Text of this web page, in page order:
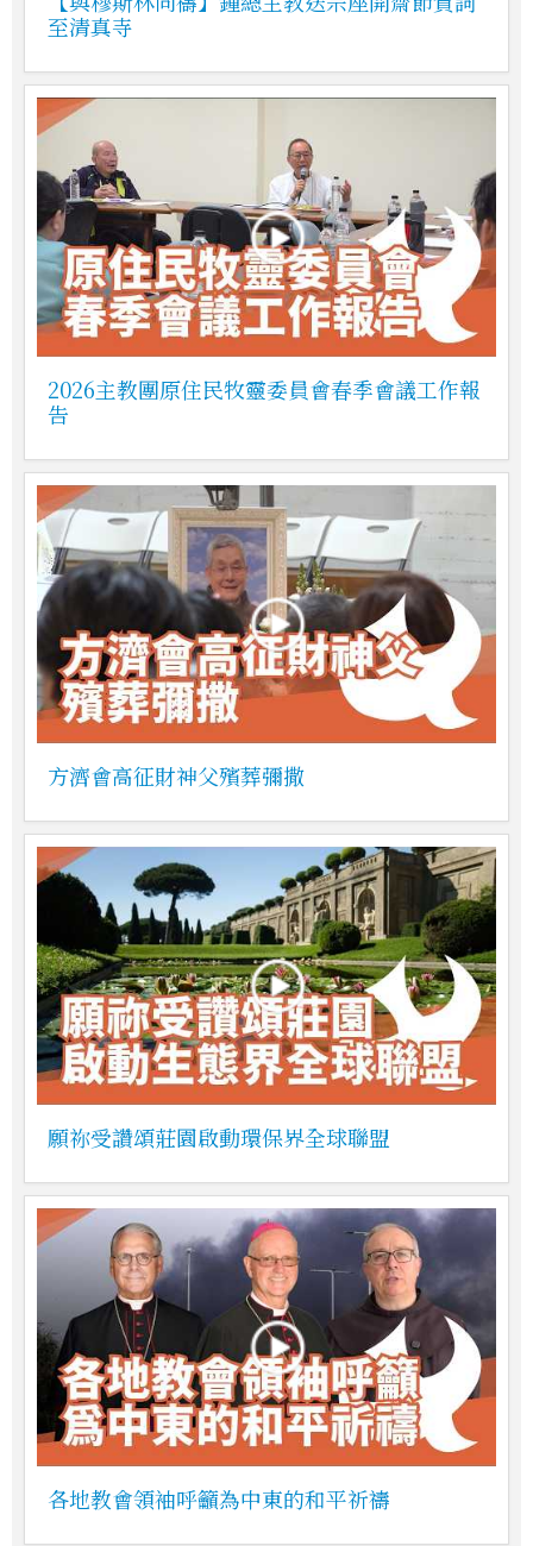
至清真寺
2026主教團原住民牧靈委員會春季會議工作報
告
方濟會高征財神父殯葬彌撒
願祢受讚頌莊園啟動環保界全球聯盟
各地教會領袖呼籲為中東的和平祈禱